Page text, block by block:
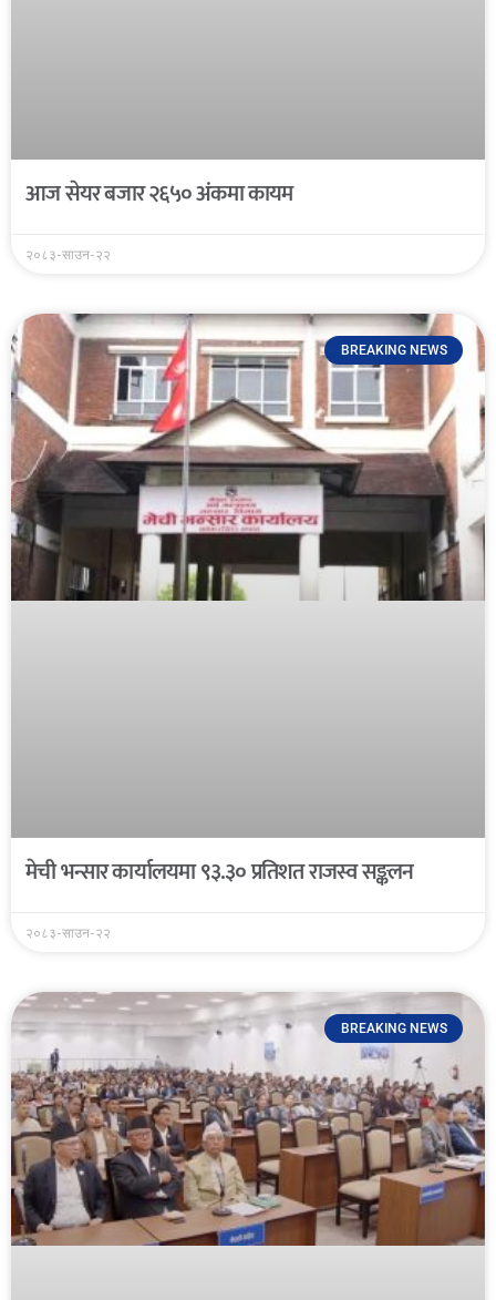
आज सेयर बजार २६५० अंकमा कायम
२०८३-साउन-२२
BREAKING NEWS
मेची भन्सार कार्यालयमा ९३.३० प्रतिशत राजस्व सङ्कलन
२०८३-साउन-२२
BREAKING NEWS